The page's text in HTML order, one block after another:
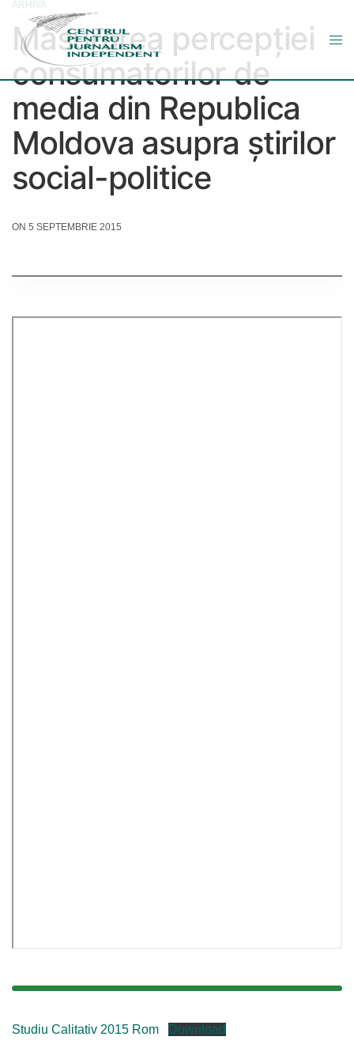
ARHIVA
Măsurarea percepției
consumatorilor de
media din Republica
Moldova asupra știrilor
social-politice
ON 5 SEPTEMBRIE 2015
Studiu Calitativ 2015 Rom Download